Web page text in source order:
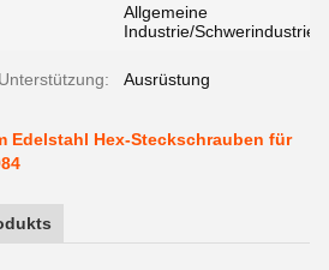
Allgemeine
Industrie/Schwerindustrie
Ausrüstung
Edelstahl Hex-Steckschrauben für